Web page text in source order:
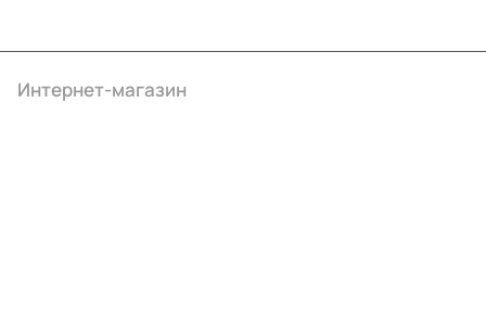
Интернет-магазин